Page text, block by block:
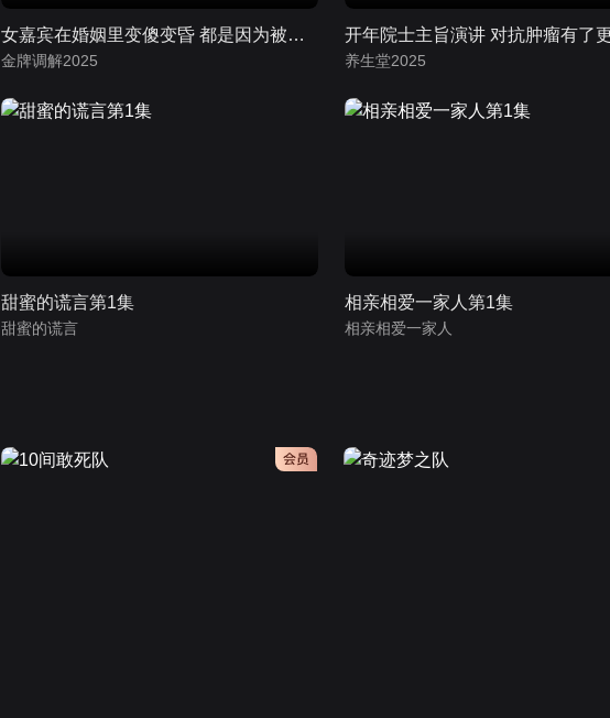
女嘉宾在婚姻里变傻变昏 都是因为被弟弟拿捏的丈夫
金牌调解2025 养生堂2025
甜蜜的谎言第1集
甜蜜的谎言
相亲相爱一家人第1集
相亲相爱一家人
会员